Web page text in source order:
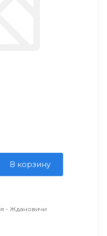
В корзину
- Ждановичи